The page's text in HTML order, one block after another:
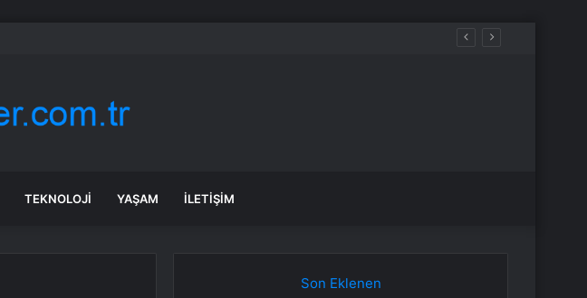
TEKNOLOJI YAŞAM İLETIŞIM
Son Eklenen